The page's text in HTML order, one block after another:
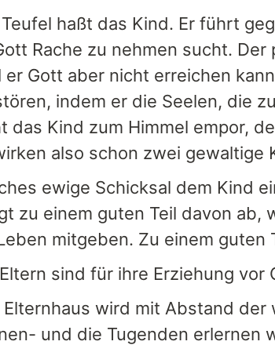
haßt das Kind. Er führt
Rache zu nehmen sucht.
er Gott aber nicht erreichen
indem er die Seelen, die
das Kind zum Himmel empor,
also schon zwei
ewige Schicksal dem Kind
zu einem guten Teil davon ab,
mitgeben. Zu einem guten
sind für ihre Erziehung
Elternhaus wird mit Abstand
und die Tugenden erlernen